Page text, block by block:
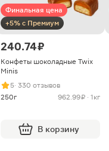
Финальная цена
+5% с Премиум
240.74 ₽
Конфеты шоколадные Twix
Minis
5· 330 отзывов
250г
962.99 ₽ · 1кг
В корзину